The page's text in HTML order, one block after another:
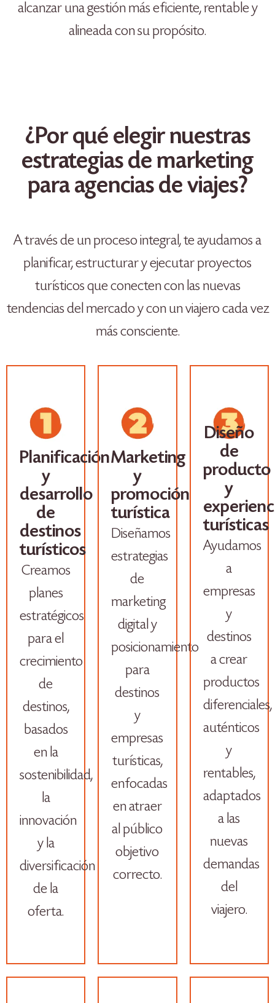
alcanzar una gestión más eficiente, rentable y
alineada con su propósito.
¿Por qué elegir nuestras
estrategias de marketing
para agencias de viajes?
A través de un proceso integral, te ayudamos a
planificar, estructurar y ejecutar proyectos
turísticos que conecten con las nuevas
tendencias del mercado y con un viajero cada vez
más consciente.
Planificación
y
desarrollo
de
destinos
turísticos
Creamos
planes
estratégicos
para el
crecimiento
de
destinos,
basados
en la
sostenibilidad,
la
innovación
y la
diversificación
de la
oferta.
Marketing
y
promoción
turística
Diseñamos
estrategias
de
marketing
digital y
posicionamiento
para
destinos
y
empresas
turísticas,
enfocadas
en atraer
al público
objetivo
correcto.
Diseño
de
producto
y
turísticas
Ayudamos
a
empresas
y
destinos
a crear
productos
diferenciales,
auténticos
y
rentables,
adaptados
a las
nuevas
demandas
del
viajero.